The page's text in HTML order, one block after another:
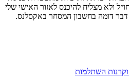
ולא מצליח להיכנס לאזור האישי שלי
דומה בחשבון המסחר באקסלנס.
השתלמות